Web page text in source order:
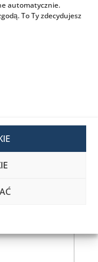
automatycznie.
To Ty zdecydujesz
,RATY 0%